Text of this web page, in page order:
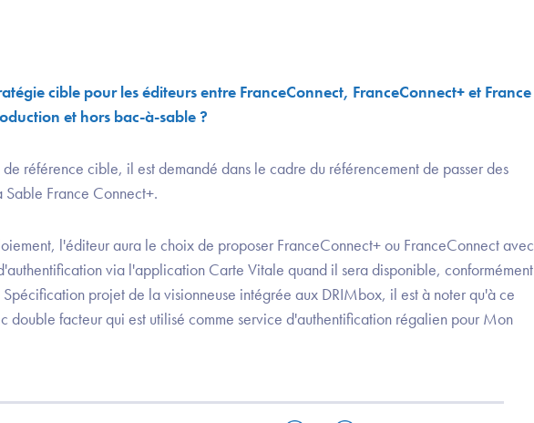
cible pour les éditeurs entre FranceConnect, FranceConnect+ et France
et hors bac-à-sable ?
référence cible, il est demandé dans le cadre du référencement de passer des
Sable France Connect+.
l'éditeur aura le choix de proposer FranceConnect+ ou FranceConnect avec
via l'application Carte Vitale quand il sera disponible, conformément
projet de la visionneuse intégrée aux DRIMbox, il est à noter qu'à ce
double facteur qui est utilisé comme service d'authentification régalien pour Mon